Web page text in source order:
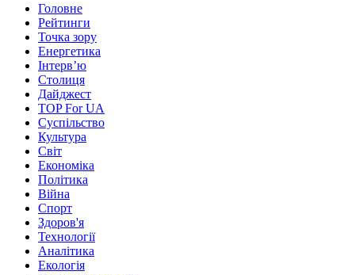
Головне
Рейтинги
Точка зору
Енергетика
Інтерв’ю
Столиця
Дайджест
TOP For UA
Суспiльство
Культура
Світ
Економіка
Політика
Війна
Спорт
Здоров'я
Технології
Аналітика
Екологія